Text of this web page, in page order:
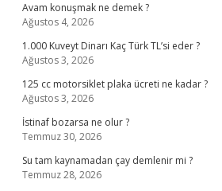
Avam konuşmak ne demek ?
Ağustos 4, 2026
1.000 Kuveyt Dinarı Kaç Türk TL’si eder ?
Ağustos 3, 2026
125 cc motorsiklet plaka ücreti ne kadar ?
Ağustos 3, 2026
İstinaf bozarsa ne olur ?
Temmuz 30, 2026
Su tam kaynamadan çay demlenir mi ?
Temmuz 28, 2026